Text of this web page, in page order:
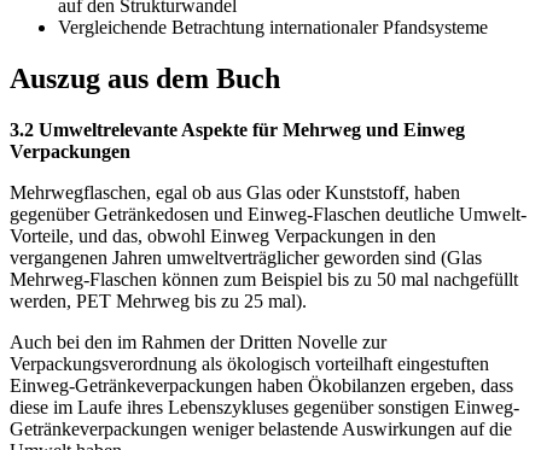
auf den Strukturwandel
Vergleichende Betrachtung internationaler Pfandsysteme
Auszug aus dem Buch
3.2 Umweltrelevante Aspekte für Mehrweg und Einweg
Verpackungen
Mehrwegflaschen, egal ob aus Glas oder Kunststoff, haben
gegenüber Getränkedosen und Einweg-Flaschen deutliche Umwelt-
Vorteile, und das, obwohl Einweg Verpackungen in den
vergangenen Jahren umweltverträglicher geworden sind (Glas
Mehrweg-Flaschen können zum Beispiel bis zu 50 mal nachgefüllt
werden, PET Mehrweg bis zu 25 mal).
Auch bei den im Rahmen der Dritten Novelle zur
Verpackungsverordnung als ökologisch vorteilhaft eingestuften
Einweg-Getränkeverpackungen haben Ökobilanzen ergeben, dass
diese im Laufe ihres Lebenszykluses gegenüber sonstigen Einweg-
Getränkeverpackungen weniger belastende Auswirkungen auf die